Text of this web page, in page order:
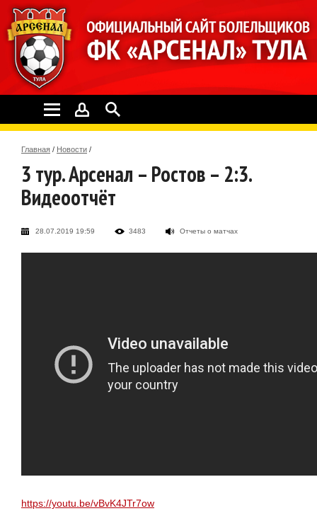
Главная / Новости /
3 тур. Арсенал – Ростов – 2:3.
Видеоотчёт
28.07.2019 19:59 3483 Отчеты о матчах
https://youtu.be/vBvK4JTr7ow